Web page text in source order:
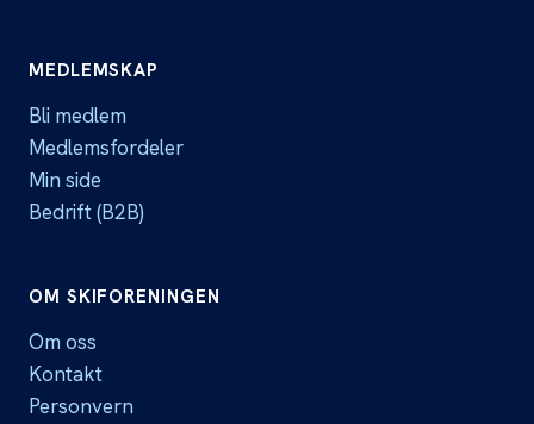
MEDLEMSKAP
Bli medlem
Medlemsfordeler
Min side
Bedrift (B2B)
OM SKIFORENINGEN
Om oss
Kontakt
Personvern